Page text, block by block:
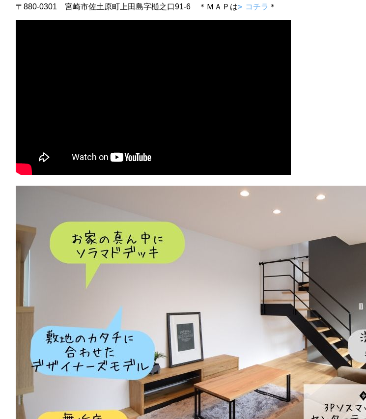
〒880-0301 宮崎市佐土原町上田島字樋之口91-6 ＊ＭＡＰは コチラ ＊